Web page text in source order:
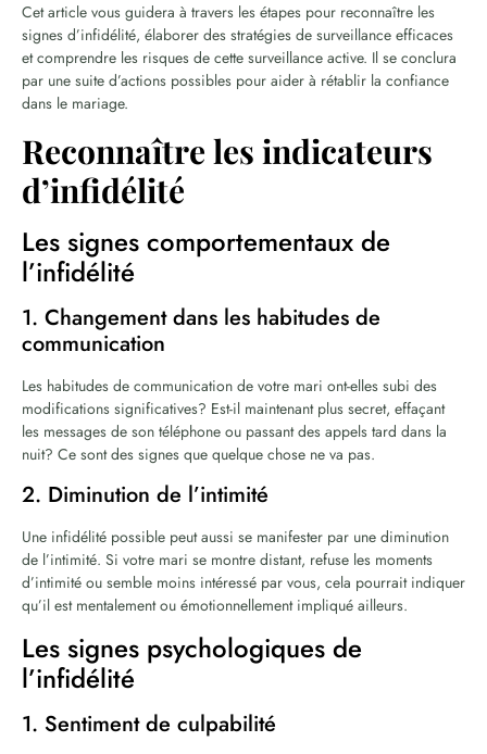
Cet article vous guidera à travers les étapes pour reconnaître les
signes d’infidélité, élaborer des stratégies de surveillance efficaces
et comprendre les risques de cette surveillance active. Il se conclura
par une suite d’actions possibles pour aider à rétablir la confiance
dans le mariage.
Reconnaître les indicateurs
d’infidélité
Les signes comportementaux de
l’infidélité
1. Changement dans les habitudes de
communication
Les habitudes de communication de votre mari ont-elles subi des
modifications significatives? Est-il maintenant plus secret, effaçant
les messages de son téléphone ou passant des appels tard dans la
nuit? Ce sont des signes que quelque chose ne va pas.
2. Diminution de l’intimité
Une infidélité possible peut aussi se manifester par une diminution
de l’intimité. Si votre mari se montre distant, refuse les moments
d’intimité ou semble moins intéressé par vous, cela pourrait indiquer
qu’il est mentalement ou émotionnellement impliqué ailleurs.
Les signes psychologiques de
l’infidélité
1. Sentiment de culpabilité